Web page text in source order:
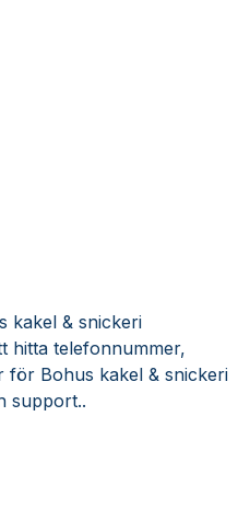
kakel & snickeri
hitta telefonnummer,
för Bohus kakel & snickeri
support..